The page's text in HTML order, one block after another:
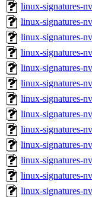
linux-signatures-
linux-signatures-
linux-signatures-
linux-signatures-
linux-signatures-
linux-signatures-
linux-signatures-
linux-signatures-
linux-signatures-
linux-signatures-
linux-signatures-
linux-signatures-
linux-signatures-